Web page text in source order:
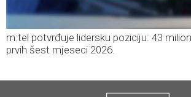
m:tel potvrđuje lidersku poziciju: 43
prvih šest mjeseci 2026.